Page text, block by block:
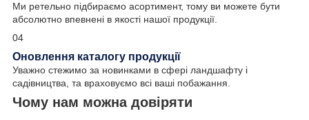
Ми ретельно підбираємо асортимент, тому ви можете бути
абсолютно впевнені в якості нашої продукції.
04
Оновлення каталогу продукції
Уважно стежимо за новинками в сфері ландшафту і
садівництва, та враховуємо всі ваші побажання.
Чому нам можна довіряти